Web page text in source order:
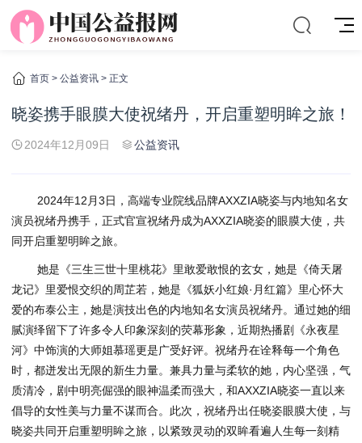
首页 > 公益资讯 > 正文
晓姿携手眼膜大使祝绪丹，开启重塑明眸之旅！
2024年12月09日 公益资讯
2024年12月3日，高端专业院线品牌AXXZIA晓姿与内地知名女
演员祝绪丹携手，正式官宣祝绪丹成为AXXZIA晓姿的眼膜大使，共
同开启重塑明眸之旅。
她是《三生三世十里桃花》里敢爱敢恨的玄女，她是《倚天屠
龙记》里爱恨交织的周芷若，她是《狐妖小红娘·月红篇》里心怀大
爱的布泰公主，她是演技出色的内地知名女演员祝绪丹。通过她的细
腻演绎留下了许多令人印象深刻的荧幕形象，近期热播剧《永夜星
河》中饰演的大师姐慕瑶更是广受好评。祝绪丹在诠释每一个角色
时，都迸发出无限的新生力量。兼具力量与柔软的她，内心坚强，气
质清冷，剧中明亮倔强的眼神温柔而强大，和AXXZIA晓姿一直以来
倡导的女性美与力量不谋而合。此次，祝绪丹出任晓姿眼膜大使，与
晓姿共同开启重塑明眸之旅，以紧致灵动的双眸看遍人生每一刻精